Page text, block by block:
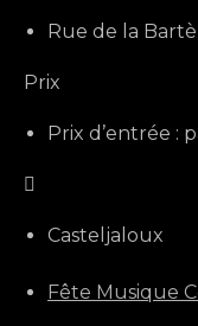
Rue de la
Prix
Prix d’entrée :

Casteljaloux
Fête Musique